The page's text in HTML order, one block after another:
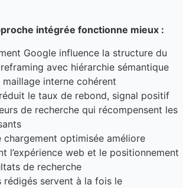
intégrée fonctionne mieux :
Google influence la structure du
avec hiérarchie sémantique
interne cohérent
réduit le taux de rebond, signal positif
de recherche qui récompensent les
chargement optimisée améliore
l’expérience web et le positionnement
de recherche
rédigés servent à la fois le